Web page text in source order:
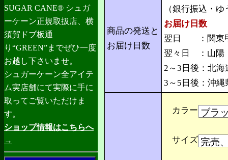
SUGAR CANE® シュガ
ーケーン正規取扱店、横
須賀ドブ板通
り“GREEN”までぜひ一度
お越し下さいませ。
シュガーケーン全アイテ
ム実店舗にて実際に手に
取ってご覧いただけま
す。
ショップ情報はこちらへ
→
商品の発送と
お届け日数
（銀行振込・
お届け日数
翌日 ：関東甲
翌々日 ：山陽
2～3日後：北海
3～5日後：沖
カラー
サイズ